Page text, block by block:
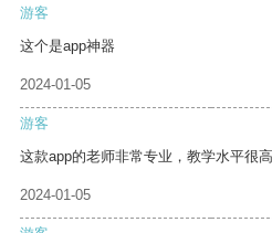
游客
这个是app神器
2024-01-05
游客
这款app的老师非常专业，教学水平很
2024-01-05